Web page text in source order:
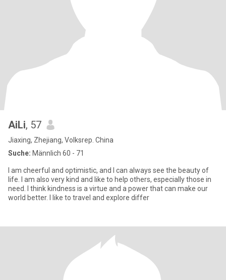
AiLi, 57
Jiaxing, Zhejiang, Volksrep. China
Suche: Männlich 60 - 71
I am cheerful and optimistic, and I can always see the beauty of
life. I am also very kind and like to help others, especially those in
need. I think kindness is a virtue and a power that can make our
world better. I like to travel and explore differ